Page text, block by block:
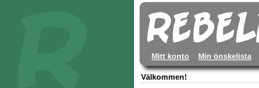
Mitt konto Min önskelista
Välkommen!